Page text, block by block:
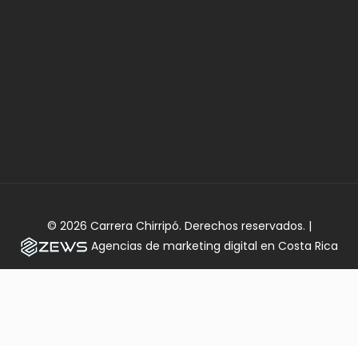
© 2026 Carrera Chirripó. Derechos reservados. |
Agencias de marketing digital en Costa Rica